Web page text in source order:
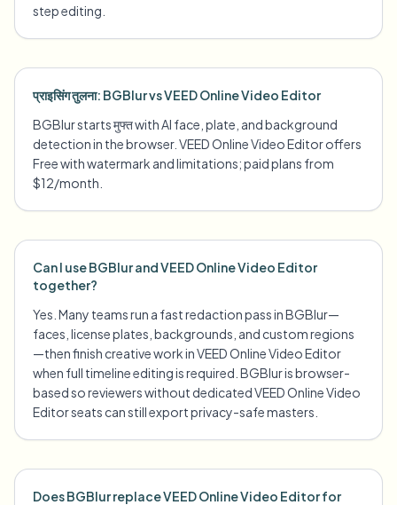
step editing.
प्राइसिंग तुलना: BGBlur vs VEED Online Video Editor
BGBlur starts मुफ्त with AI face, plate, and background
detection in the browser. VEED Online Video Editor offers
Free with watermark and limitations; paid plans from
$12/month.
Can I use BGBlur and VEED Online Video Editor
together?
Yes. Many teams run a fast redaction pass in BGBlur—
faces, license plates, backgrounds, and custom regions
—then finish creative work in VEED Online Video Editor
when full timeline editing is required. BGBlur is browser-
based so reviewers without dedicated VEED Online Video
Editor seats can still export privacy-safe masters.
Does BGBlur replace VEED Online Video Editor for